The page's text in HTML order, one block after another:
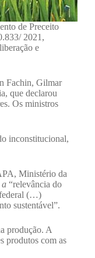
de Preceito
2021,
e
Fachin, Gilmar
que declarou
Os ministros
inconstitucional,
Ministério da
a “relevância do
federal (…)
sustentável”.
produção. A
produtos com as